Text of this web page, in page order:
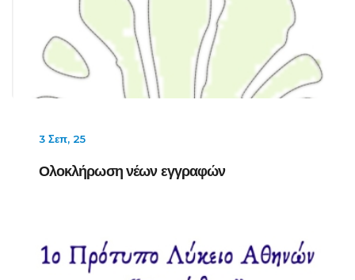
3 Σεπ, 25
Ολοκλήρωση νέων εγγραφών